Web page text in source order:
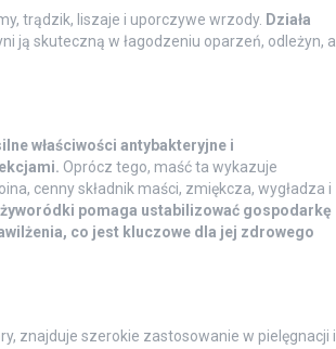
trądzik, liszaje i uporczywe wrzody. Działa
ją skuteczną w łagodzeniu oparzeń, odleżyn, a
właściwości antybakteryjne i
Oprócz tego, maść ta wykazuje
cenny składnik maści, zmiękcza, wygładza i
żyworódki pomaga ustabilizować gospodarkę
co jest kluczowe dla jej zdrowego
znajduje szerokie zastosowanie w pielęgnacji i